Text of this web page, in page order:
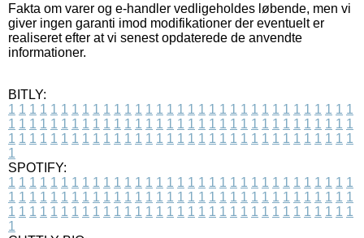
Fakta om varer og e-handler vedligeholdes løbende, men vi
giver ingen garanti imod modifikationer der eventuelt er
realiseret efter at vi senest opdaterede de anvendte
informationer.
BITLY:
1 1 1 1 1 1 1 1 1 1 1 1 1 1 1 1 1 1 1 1 1 1 1 1 1 1 1 1 1 1 1 1 1
1 1 1 1 1 1 1 1 1 1 1 1 1 1 1 1 1 1 1 1 1 1 1 1 1 1 1 1 1 1 1 1 1
1 1 1 1 1 1 1 1 1 1 1 1 1 1 1 1 1 1 1 1 1 1 1 1 1 1 1 1 1 1 1 1 1
1
SPOTIFY:
1 1 1 1 1 1 1 1 1 1 1 1 1 1 1 1 1 1 1 1 1 1 1 1 1 1 1 1 1 1 1 1 1
1 1 1 1 1 1 1 1 1 1 1 1 1 1 1 1 1 1 1 1 1 1 1 1 1 1 1 1 1 1 1 1 1
1 1 1 1 1 1 1 1 1 1 1 1 1 1 1 1 1 1 1 1 1 1 1 1 1 1 1 1 1 1 1 1 1
1